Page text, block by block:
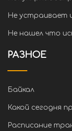
Не устраивает
Не нашел что
РАЗНОЕ
Байкал
Какой сегодня
Расписание